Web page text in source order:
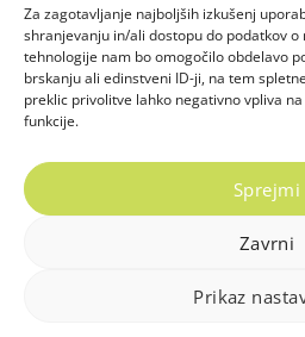
Za zagotavljanje najboljših izkušenj
shranjevanju in/ali dostopu do podatkov o
tehnologije nam bo omogočilo obdelavo
brskanju ali edinstveni ID-ji, na tem
preklic privolitve lahko negativno vpliva
funkcije.
Sprejmi
Zavrni
Prikaz
Pivnica Zlati lev
Kontakt
06:00 - 22:00
Vodnikov trg 4, 2000 Maribor,